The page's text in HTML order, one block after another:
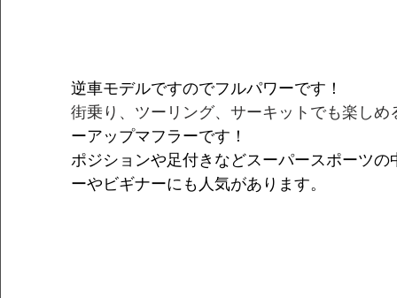
逆車モデルですのでフルパワーです！
街乗り、ツーリング、サーキットでも楽しめ
ーアップマフラーです！
ポジションや足付きなどスーパースポーツ
ーやビギナーにも人気があります。